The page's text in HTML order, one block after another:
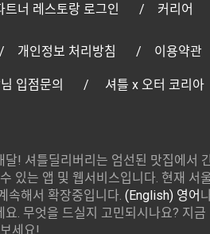
트너 레스토랑 로그인 커리어
개인정보 처리방침 이용약관
입점문의 셔틀 x 오터 코리아
달! 셔틀딜리버리는 엄선된 맛집에서
있는 앱 및 웹서비스입니다. 현재 서
속해서 확장중입니다.(English) 영어
. 무엇을 드실지 고민되시나요? 지금
세요!